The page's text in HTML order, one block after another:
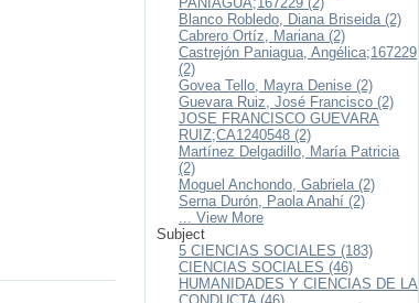
Blanco Robledo, Diana Briseida (2)
Cabrero Ortíz, Mariana (2)
Castrejón Paniagua, Angélica;167229
(2)
Govea Tello, Mayra Denise (2)
Guevara Ruiz, José Francisco (2)
JOSE FRANCISCO GUEVARA
RUIZ;CA1240548 (2)
Martínez Delgadillo, María Patricia
(2)
Moguel Anchondo, Gabriela (2)
Serna Durón, Paola Anahí (2)
... View More
Subject
5 CIENCIAS SOCIALES (183)
CIENCIAS SOCIALES (46)
HUMANIDADES Y CIENCIAS DE LA